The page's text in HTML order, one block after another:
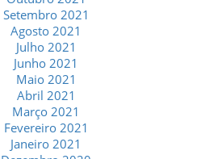
Setembro 2021
Agosto 2021
Julho 2021
Junho 2021
Maio 2021
Abril 2021
Março 2021
Fevereiro 2021
Janeiro 2021